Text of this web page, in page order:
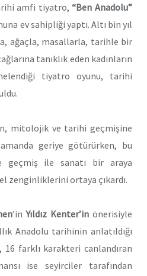
amfi tiyatro,“Ben Anadolu”
ev sahipliği yaptı. Altı bin yıl
ağaçla, masallarla, tarihle bir
tanıklık eden kadınların
tiyatro oyunu, tarihi
mitolojik ve tarihi geçmişine
geriye götürürken, bu
ile sanatı bir araya
zenginliklerini ortaya çıkardı.
’inYıldız Kenter’in önerisiyle
Anadolu tarihinin anlatıldığı
16 farklı karakteri canlandıran
ise seyirciler tarafından